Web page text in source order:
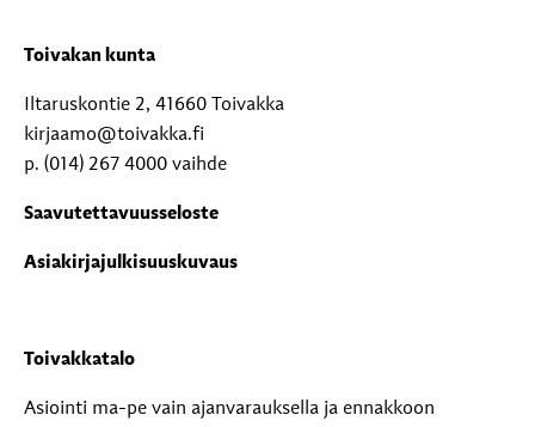
Toivakan kunta
Iltaruskontie 2, 41660 Toivakka
kirjaamo@toivakka.fi
p. (014) 267 4000 vaihde
Saavutettavuusseloste
Asiakirjajulkisuuskuvaus
Toivakkatalo
Asiointi ma-pe vain ajanvarauksella ja ennakkoon